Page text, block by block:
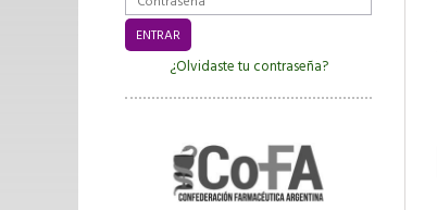
¿Olvidaste tu contraseña?